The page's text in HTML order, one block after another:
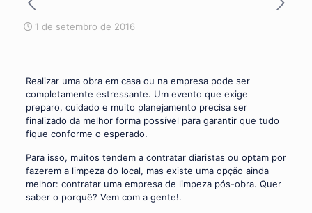
1 de setembro de 2016
Realizar uma obra em casa ou na empresa pode ser
completamente estressante. Um evento que exige
preparo, cuidado e muito planejamento precisa ser
finalizado da melhor forma possível para garantir que tudo
fique conforme o esperado.
Para isso, muitos tendem a contratar diaristas ou optam por
fazerem a limpeza do local, mas existe uma opção ainda
melhor: contratar uma empresa de limpeza pós-obra. Quer
saber o porquê? Vem com a gente!.